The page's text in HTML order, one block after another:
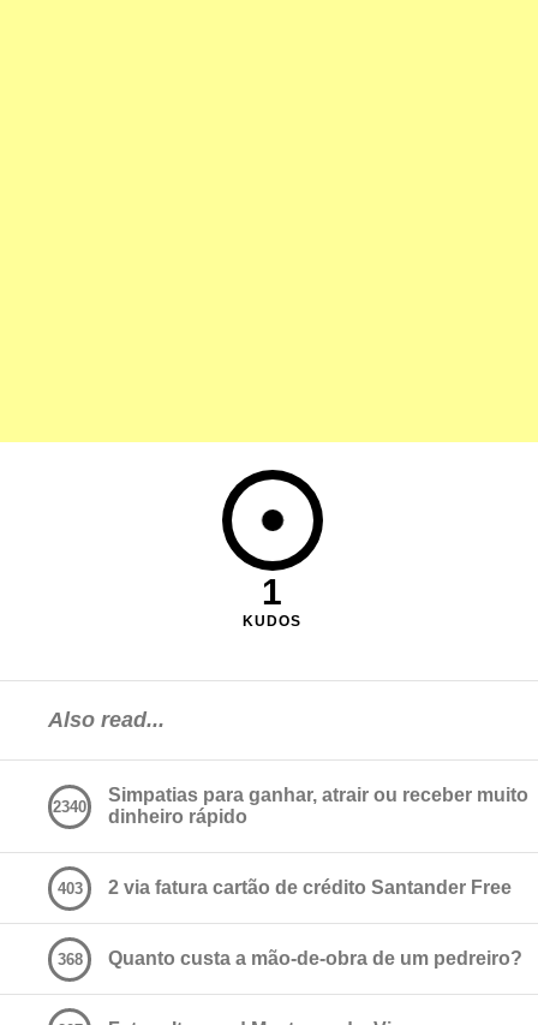
1
KUDOS
Also read...
Simpatias para ganhar, atrair ou receber muito
dinheiro rápido
2340
2 via fatura cartão de crédito Santander Free
403
Quanto custa a mão-de-obra de um pedreiro?
368